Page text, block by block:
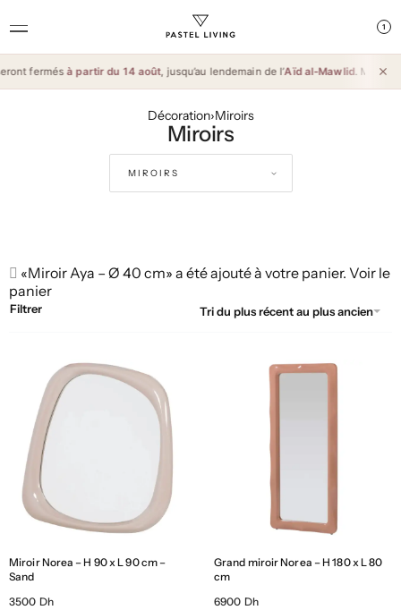
1
à partir du 14 août , jusqu’au lendemain de l’Aïd al-Mawlid. Merci pour
Décoration›Miroirs
Miroirs
«Miroir Aya – Ø 40 cm» a été ajouté à votre panier. Voir le
panier
Tri du plus récent au plus ancien
Filtrer
Miroir Norea – H 90 x L 90 cm –
Sand
3500 Dh
Grand miroir Norea – H 180 x L 80
cm
6900 Dh